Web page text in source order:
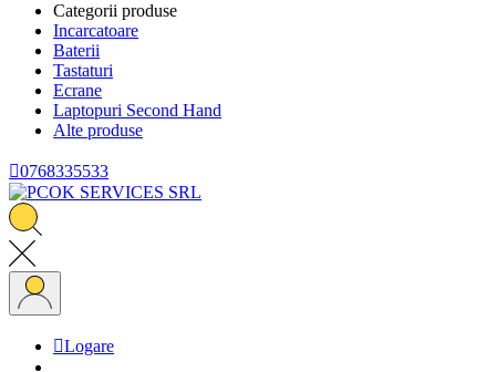
Categorii produse
Incarcatoare
Baterii
Tastaturi
Ecrane
Laptopuri Second Hand
Alte produse
0768335533
Logare